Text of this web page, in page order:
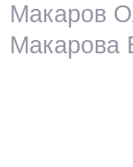
Макаров
Макарова